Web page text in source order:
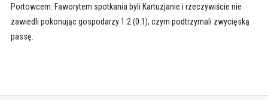
Portowcem. Faworytem spotkania byli Kartuzjanie i rzeczywiście nie
zawiedli pokonując gospodarzy 1:2 (0:1), czym podtrzymali zwycięską
passę.